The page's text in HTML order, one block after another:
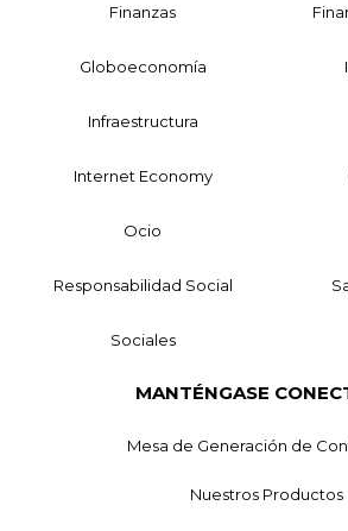
Finanzas
Globoeconomía
Infraestructura
Internet Economy
Ocio
Responsabilidad Social
Sociales
MANTÉNGASE
Mesa de Generación de
Nuestros Productos